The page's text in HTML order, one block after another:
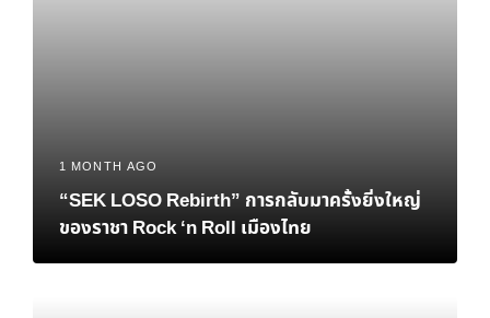
1 MONTH AGO
“SEK LOSO Rebirth” การกลับมาครั้งยิ่งใหญ่
ของราชา Rock ‘n Roll เมืองไทย